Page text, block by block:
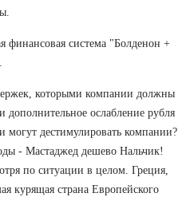
финансовая система "Болденон +
которыми компании должны
дополнительное ослабление рубля
могут дестимулировать компании?
- Мастаджед дешево Нальчик!
по ситуации в целом. Греция,
курящая страна Европейского